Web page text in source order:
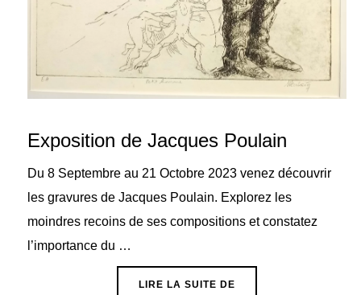
Exposition de Jacques Poulain
Du 8 Septembre au 21 Octobre 2023 venez découvrir
les gravures de Jacques Poulain. Explorez les
moindres recoins de ses compositions et constatez
l’importance du …
LIRE LA SUITE DE